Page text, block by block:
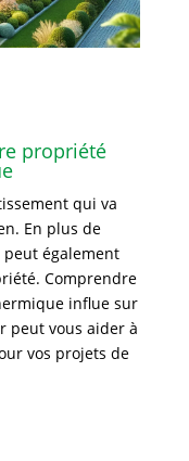
propriété
qui va
En plus de
peut également
Comprendre
influe sur
peut vous aider à
vos projets de